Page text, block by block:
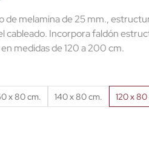
de melamina de 25 mm.,
cableado. Incorpora faldón
medidas de 120 a 200 cm.
x 80 cm. 140 x 80 cm. 120 x 80